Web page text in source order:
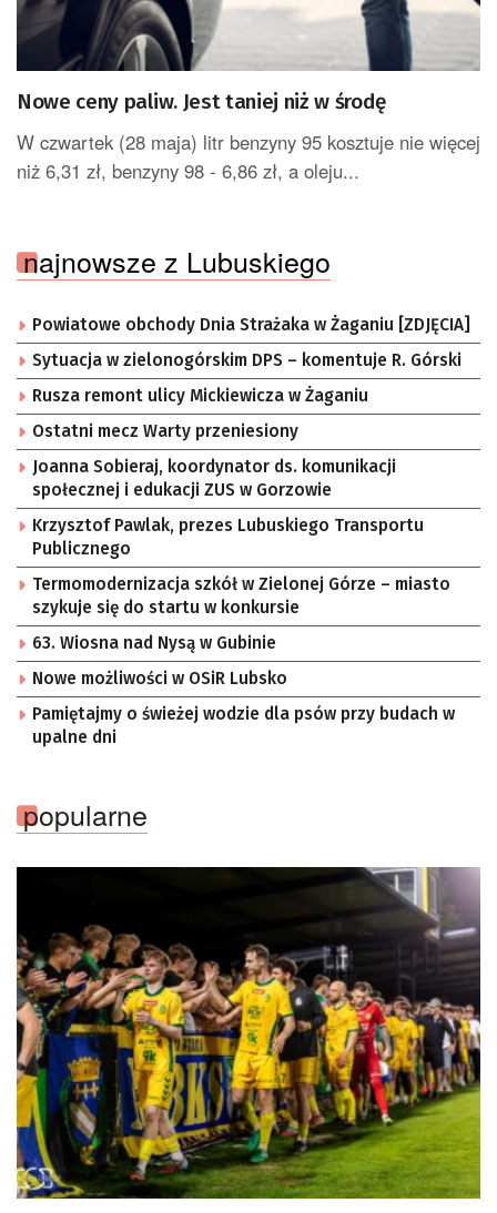
Nowe ceny paliw. Jest taniej niż w środę
W czwartek (28 maja) litr benzyny 95 kosztuje nie więcej
niż 6,31 zł, benzyny 98 - 6,86 zł, a oleju...
najnowsze z Lubuskiego
Powiatowe obchody Dnia Strażaka w Żaganiu [ZDJĘCIA]
Sytuacja w zielonogórskim DPS – komentuje R. Górski
Rusza remont ulicy Mickiewicza w Żaganiu
Ostatni mecz Warty przeniesiony
Joanna Sobieraj, koordynator ds. komunikacji
społecznej i edukacji ZUS w Gorzowie
Krzysztof Pawlak, prezes Lubuskiego Transportu
Publicznego
Termomodernizacja szkół w Zielonej Górze – miasto
szykuje się do startu w konkursie
63. Wiosna nad Nysą w Gubinie
Nowe możliwości w OSiR Lubsko
Pamiętajmy o świeżej wodzie dla psów przy budach w
upalne dni
popularne